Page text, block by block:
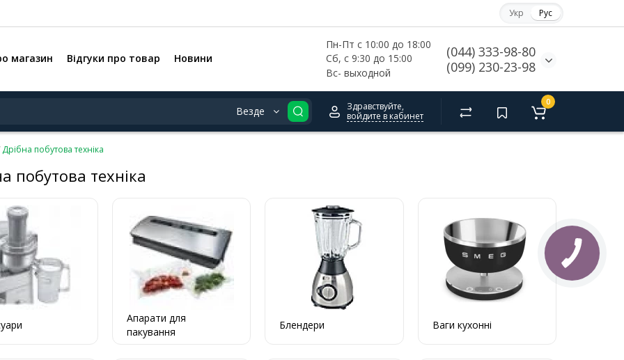
Укр Рус
Пн-Пт с 10:00 до 18:00
Сб, с 9:30 до 15:00
Вс- выходной
(044) 333-98-80
(099) 230-23-98
магазин Відгуки про товар Новини
Везде
Здравствуйте,
войдите в кабинет
0
Дрібна побутова техніка
побутова техніка
Апарати для
пакування
Блендери Ваги кухонні